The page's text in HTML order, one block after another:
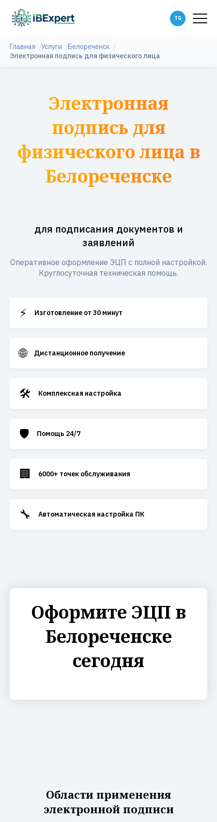
Главная Услуги
Белореченск
Электронная подпись для физического лица
Электронная
подпись для
физического лица в
Белореченске
для подписания документов и
заявлений
Оперативное оформление ЭЦП с полной настройкой.
Круглосуточная техническая помощь.
⚡ Изготовление от 30 минут
🌐 Дистанционное получение
🛠️ Комплексная настройка
🛡️ Помощь 24/7
🏢 6000+ точек обслуживания
🔧 Автоматическая настройка ПК
Оформите ЭЦП в
Белореченске
сегодня
Области применения
электронной подписи